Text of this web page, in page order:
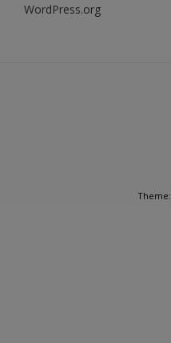
WordPress.org
Theme: